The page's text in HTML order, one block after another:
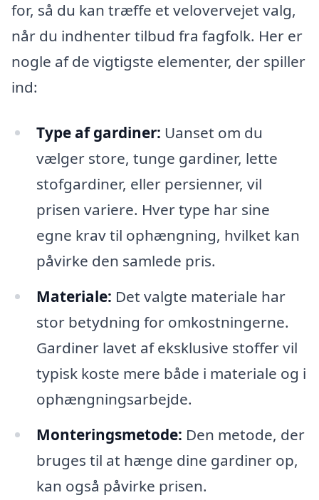
for, så du kan træffe et velovervejet valg,
når du indhenter tilbud fra fagfolk. Her er
nogle af de vigtigste elementer, der spiller
ind:
Type af gardiner: Uanset om du
vælger store, tunge gardiner, lette
stofgardiner, eller persienner, vil
prisen variere. Hver type har sine
egne krav til ophængning, hvilket kan
påvirke den samlede pris.
Materiale: Det valgte materiale har
stor betydning for omkostningerne.
Gardiner lavet af eksklusive stoffer vil
typisk koste mere både i materiale og i
ophængningsarbejde.
Monteringsmetode: Den metode, der
bruges til at hænge dine gardiner op,
kan også påvirke prisen.